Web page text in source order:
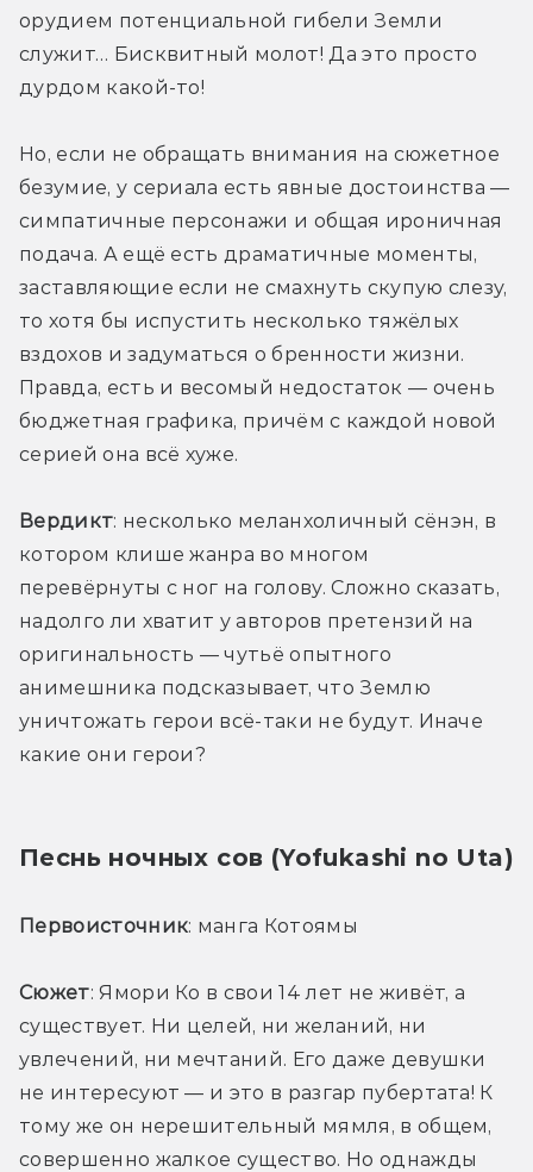
орудием потенциальной гибели Земли
служит… Бисквитный молот! Да это просто
дурдом какой-то!
Но, если не обращать внимания на сюжетное
безумие, у сериала есть явные достоинства —
симпатичные персонажи и общая ироничная
подача. А ещё есть драматичные моменты,
заставляющие если не смахнуть скупую слезу,
то хотя бы испустить несколько тяжёлых
вздохов и задуматься о бренности жизни.
Правда, есть и весомый недостаток — очень
бюджетная графика, причём с каждой новой
серией она всё хуже.
Вердикт: несколько меланхоличный сёнэн, в
котором клише жанра во многом
перевёрнуты с ног на голову. Сложно сказать,
надолго ли хватит у авторов претензий на
оригинальность — чутьё опытного
анимешника подсказывает, что Землю
уничтожать герои всё-таки не будут. Иначе
какие они герои?
Песнь ночных сов (Yofukashi no Uta)
Первоисточник: манга Котоямы
Сюжет: Ямори Ко в свои 14 лет не живёт, а
существует. Ни целей, ни желаний, ни
увлечений, ни мечтаний. Его даже девушки
не интересуют — и это в разгар пубертата! К
тому же он нерешительный мямля, в общем,
совершенно жалкое существо. Но однажды